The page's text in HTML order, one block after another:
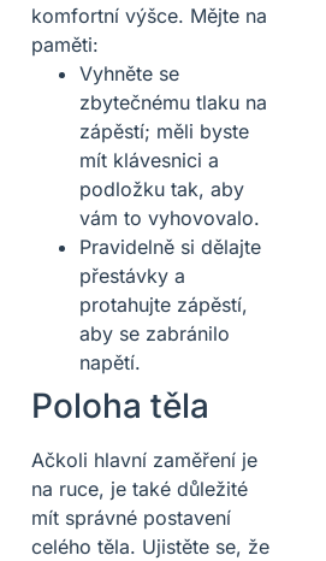
komfortní výšce. Mějte na
paměti:
Vyhněte se
zbytečnému tlaku na
zápěstí; měli byste
mít klávesnici a
podložku tak, aby
vám to vyhovovalo.
Pravidelně si dělajte
přestávky a
protahujte zápěstí,
aby se zabránilo
napětí.
Poloha těla
Ačkoli hlavní zaměření je
na ruce, je také důležité
mít správné postavení
celého těla. Ujistěte se, že